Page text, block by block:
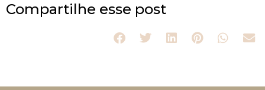
Compartilhe esse post